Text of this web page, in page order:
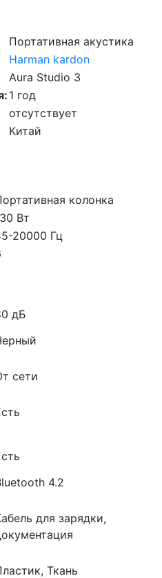
колонка
Вт
20000 Гц
дБ
сети
4.2
для зарядки,
Ткань
Портативная акустика
Harman kardon
Aura Studio 3
1 год
отсутствует
Китай